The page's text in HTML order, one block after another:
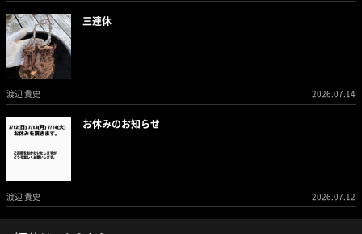
三連休
渡辺 貴史 2026.07.14
お休みのお知らせ
渡辺 貴史 2026.07.12